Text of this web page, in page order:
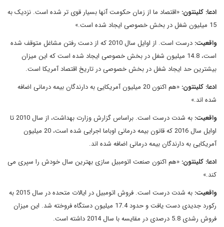
ادعا: کلینتون: «اقتصاد ما از زمان حکومت آنها بسیار قوی تر شده است. نزدیک به
15 میلیون شغل در بخش خصوصی ایجاد شده است.»
واقعیت:
درست است. از اوایل سال 2010 که از دست رفتن مشاغل متوقف شده
است، 14.8 میلیون شغل در بخش خصوصی ایجاد شده است که این میزان
بیشترین حد ایجاد شغل در بخش خصوصی در تاریخ اقتصاد آمریکا است.
ادعا: کلینتون:
«هم اکنون 20 میلیون آمریکایی به دارندگان بیمه درمانی اضافه
شده اند.»
واقعیت:
به شدت درست است. براساس گزارش وزارت بهداشت، از سال 2010 تا
اوایل سال 2016 که قانون بیمه درمانی اوباما اجرایی شده است، 20 میلیون
آمریکایی به دارندگان بیمه درمانی اضافه شده اند.
ادعا: کلینتون: «هم اکنون صنعت اتومبیل سازی بهترین سال خودش را سپری می
کند.»
واقعیت:
به شدت درست است. فروش اتومبیل در ایالات متحده در سال 2015 به
رکورد جدیدی دست یافت و حدود 17.4 میلیون دستگاه فروخته شد. این میزان
فروش رشدی 5.8 درصدی در مقایسه با سال 2014 داشته است.